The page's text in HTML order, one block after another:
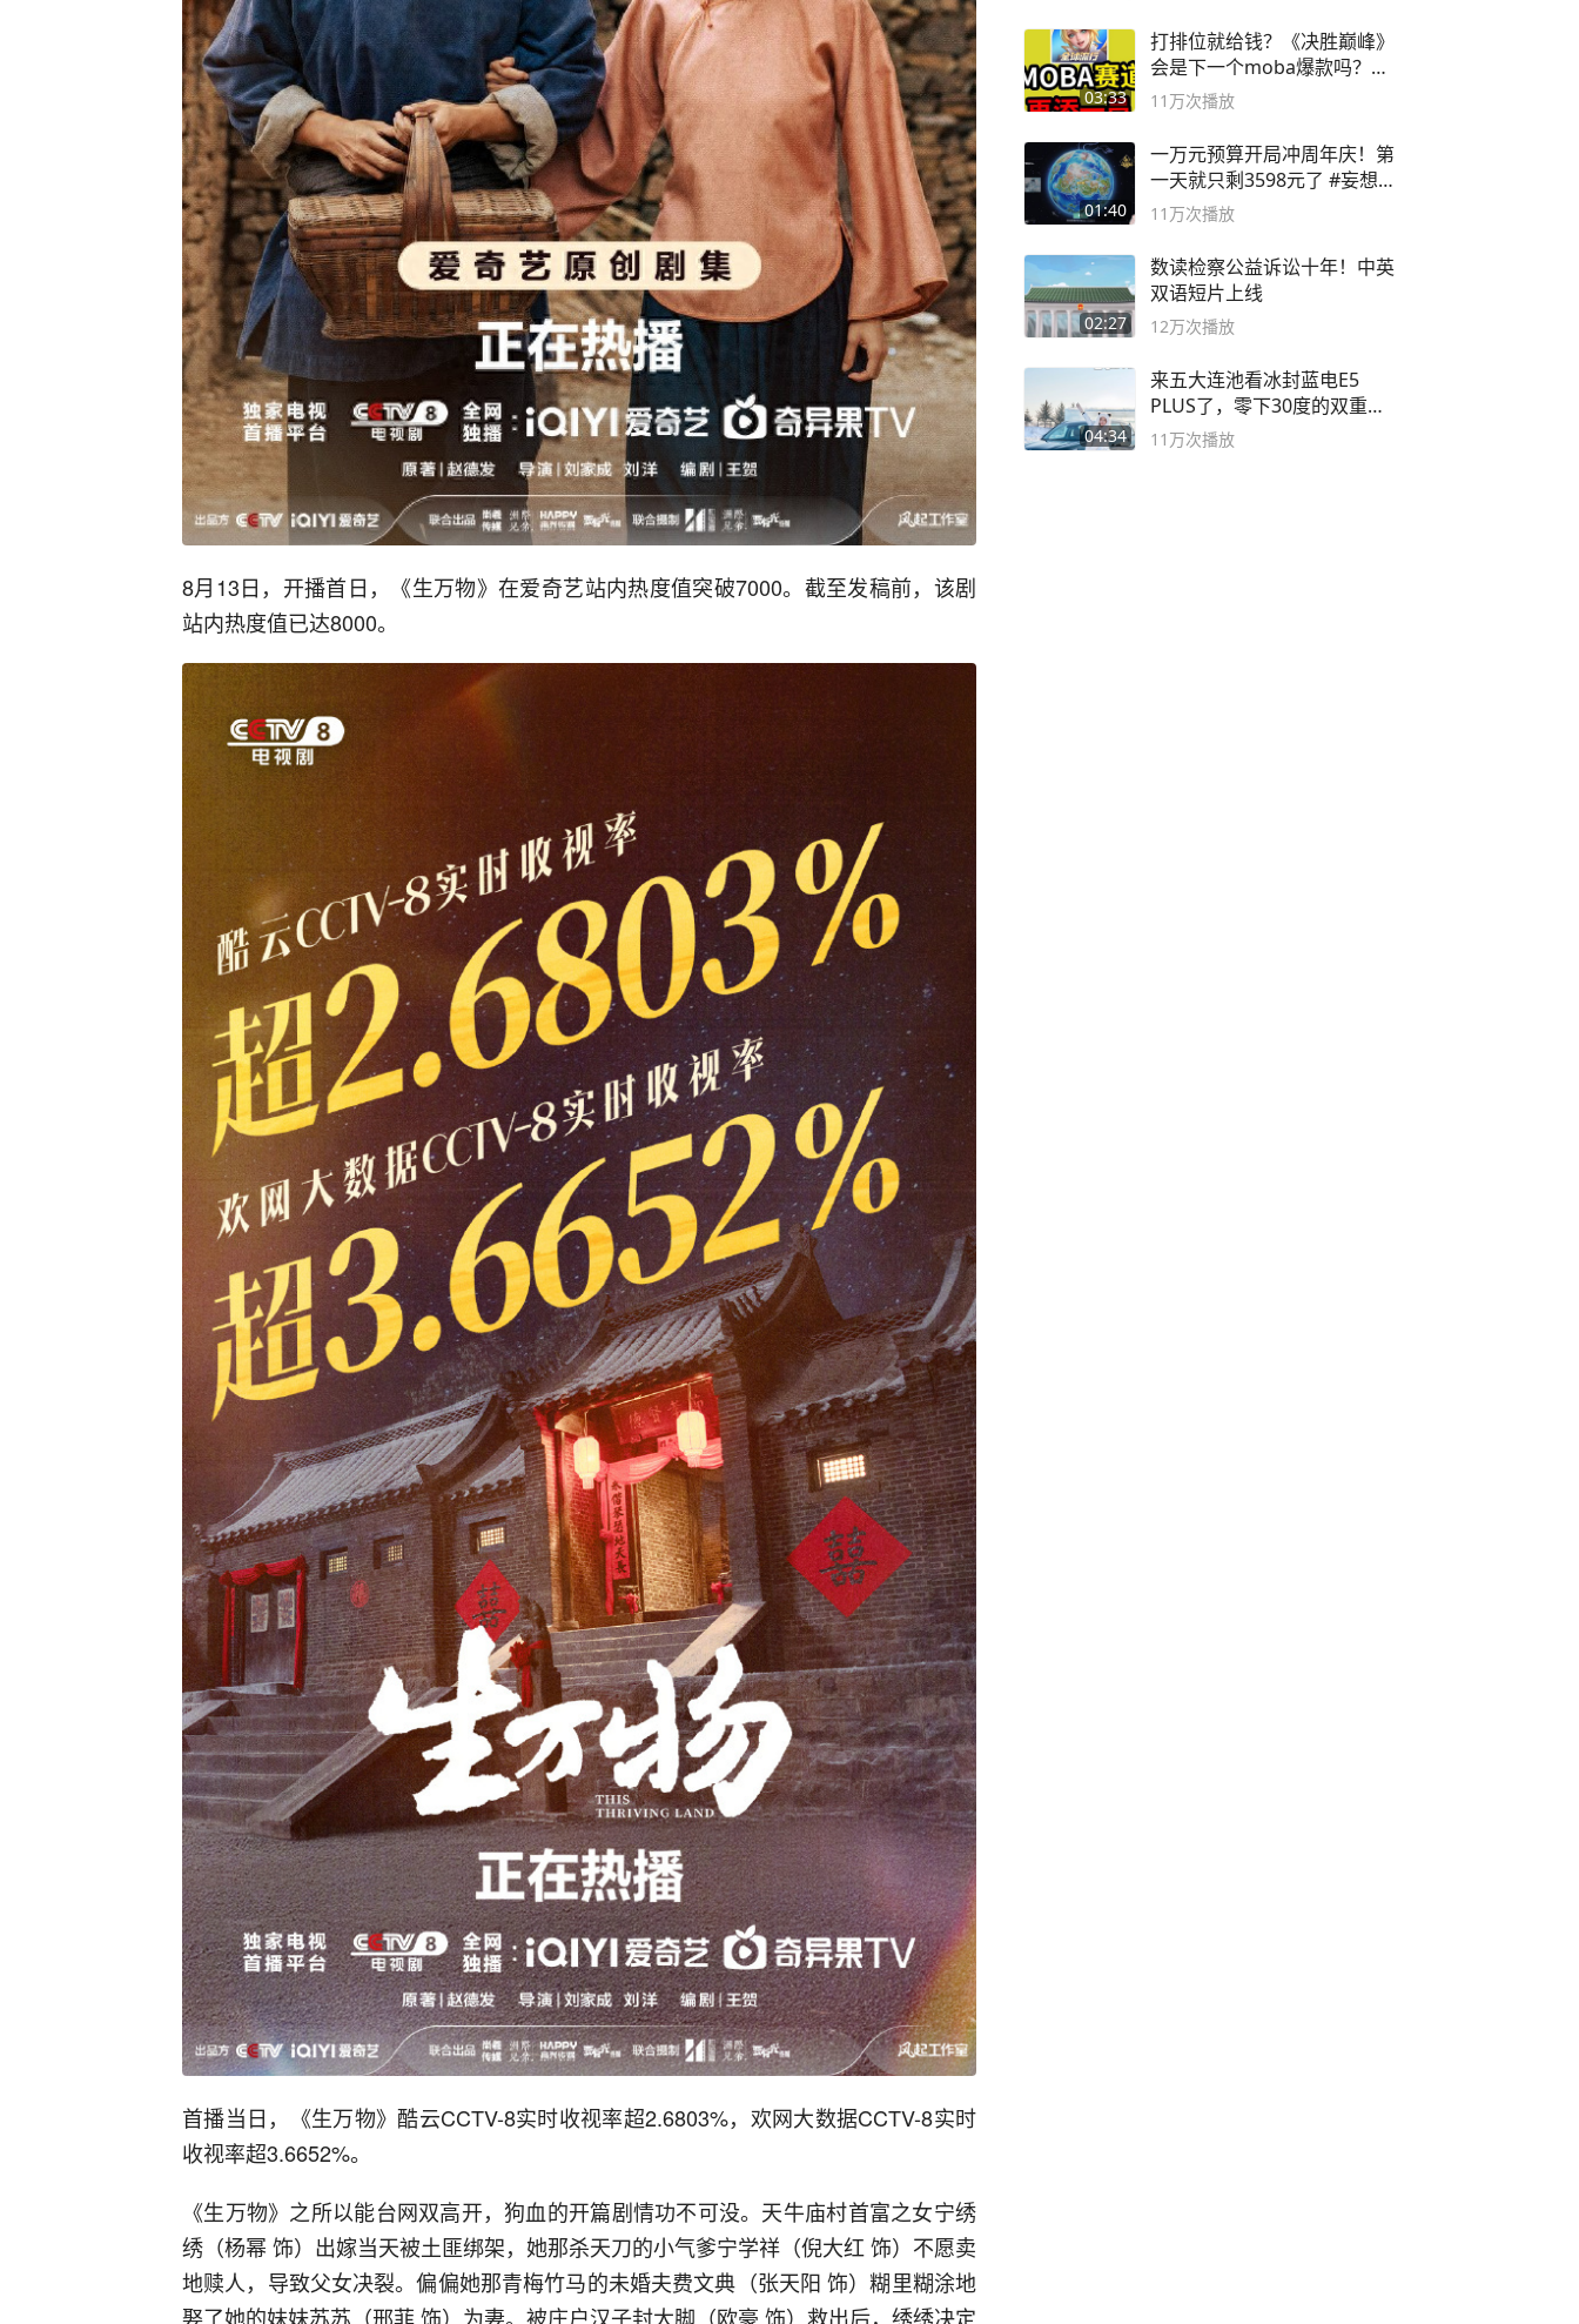
8月13日，开播首日，《生万物》在爱奇艺站内热度值突破7000。截至发稿前，该剧
站内热度值已达8000。
首播当日，《生万物》酷云CCTV-8实时收视率超2.6803%，欢网大数据CCTV-8实时
收视率超3.6652%。
《生万物》之所以能台网双高开，狗血的开篇剧情功不可没。天牛庙村首富之女宁绣
绣（杨幂 饰）出嫁当天被土匪绑架，她那杀天刀的小气爹宁学祥（倪大红 饰）不愿卖
地赎人，导致父女决裂。偏偏她那青梅竹马的未婚夫费文典（张天阳 饰）糊里糊涂地
娶了她的妹妹苏苏（邢菲 饰）为妻。被庄户汉子封大脚（欧豪 饰）救出后，绣绣决定
03:33
打排位就给钱？《决胜巅峰》
会是下一个moba爆款吗？#
决胜巅峰
11万次播放
01:40
一万元预算开局冲周年庆！第
一天就只剩3598元了 #妄想山
海
11万次播放
02:27
数读检察公益诉讼十年！中英
双语短片上线
12万次播放
04:34
来五大连池看冰封蓝电E5
PLUS了，零下30度的双重冰
封40小时全录
11万次播放